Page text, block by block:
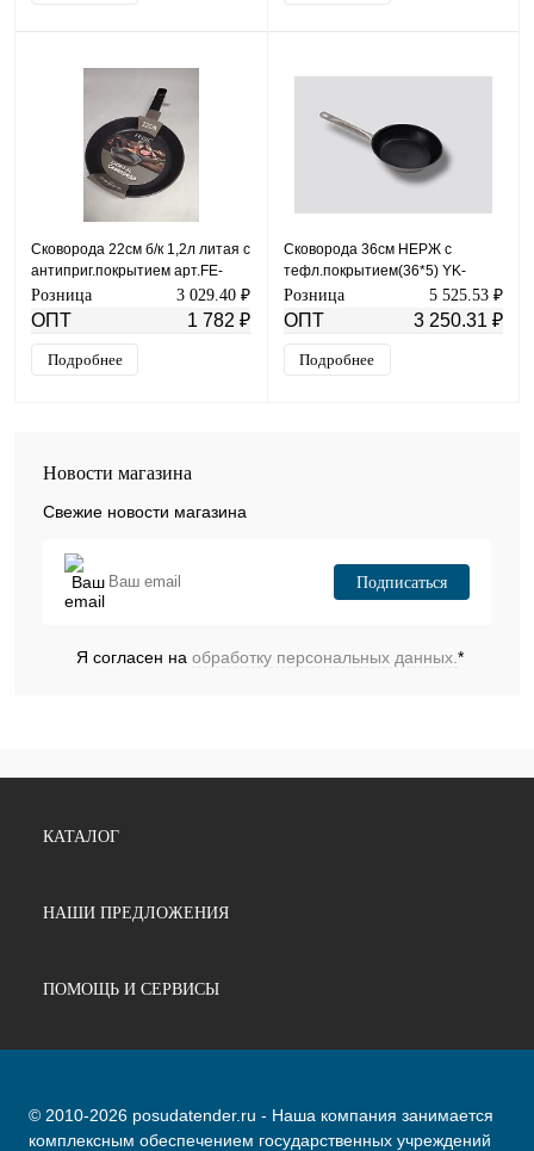
Сковорода 22см б/к 1,2л литая с
антиприг.покрытием арт.FE-
3501-22
Розница 3 029.40 ₽
ОПТ 1 782 ₽
Подробнее
Сковорода 36см НЕРЖ с
тефл.покрытием(36*5) YK-
0718-137
Розница 5 525.53 ₽
ОПТ 3 250.31 ₽
Подробнее
Новости магазина
Свежие новости магазина
Подписаться
Я согласен на обработку персональных данных.*
КАТАЛОГ
НАШИ ПРЕДЛОЖЕНИЯ
ПОМОЩЬ И СЕРВИСЫ
© 2010-2026 posudatender.ru - Наша компания занимается
комплексным обеспечением государственных учреждений